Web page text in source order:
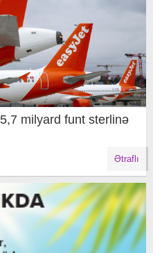
milyard funt sterlinə
Ətraflı